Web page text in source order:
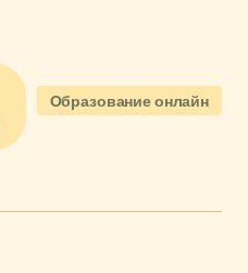
Образование онлайн